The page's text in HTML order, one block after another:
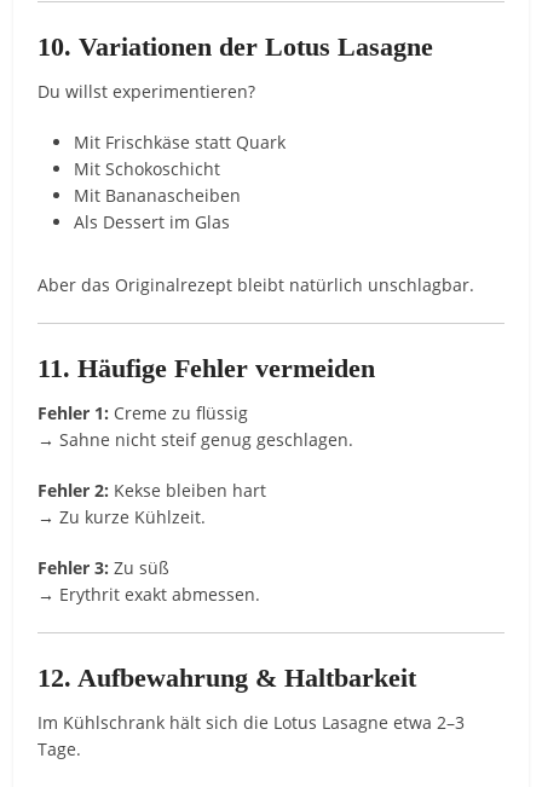
10. Variationen der Lotus Lasagne
Du willst experimentieren?
Mit Frischkäse statt Quark
Mit Schokoschicht
Mit Bananascheiben
Als Dessert im Glas
Aber das Originalrezept bleibt natürlich unschlagbar.
11. Häufige Fehler vermeiden
Fehler 1: Creme zu flüssig
→ Sahne nicht steif genug geschlagen.
Fehler 2: Kekse bleiben hart
→ Zu kurze Kühlzeit.
Fehler 3: Zu süß
→ Erythrit exakt abmessen.
12. Aufbewahrung & Haltbarkeit
Im Kühlschrank hält sich die Lotus Lasagne etwa 2–3
Tage.